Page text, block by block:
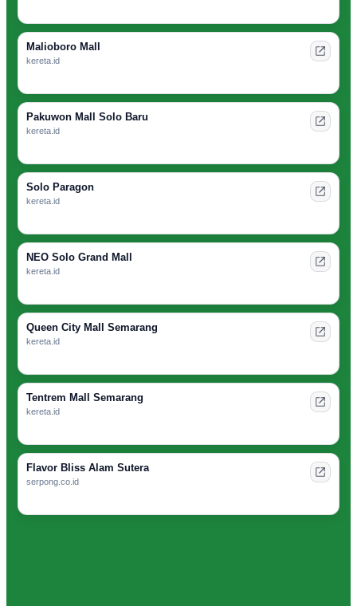
Malioboro Mall
kereta.id
Pakuwon Mall Solo Baru
kereta.id
Solo Paragon
kereta.id
NEO Solo Grand Mall
kereta.id
Queen City Mall Semarang
kereta.id
Tentrem Mall Semarang
kereta.id
Flavor Bliss Alam Sutera
serpong.co.id